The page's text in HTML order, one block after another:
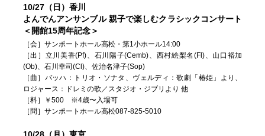
10/27（日）香川
よんでんアンサンブル 親子で楽しむクラシックコンサート
＜開館15周年記念＞
［会］サンポートホール高松・第1小ホール14:00
［出］立川美香(Pf)、石川陽子(Cemb)、西村絵梨名(Fl)、山口裕加
(Ob)、石川幸司(Cl)、佐治名津子(Sop)
［曲］バッハ：トリオ・ソナタ、ヴェルディ：歌劇「椿姫」より、
ロジャース：ドレミの歌／スタジオ・ジブリより 他
［料］￥500 ※4歳〜入場可
［問］サンポートホール高松087-825-5010
10/28（月）東京